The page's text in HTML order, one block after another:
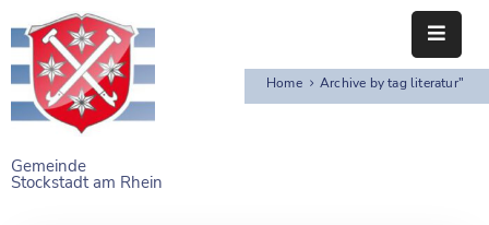
Gemeinde
Stockstadt am Rhein
STARTSEITE
BÜRGERSERVICE
Home Archive by tag literatur"